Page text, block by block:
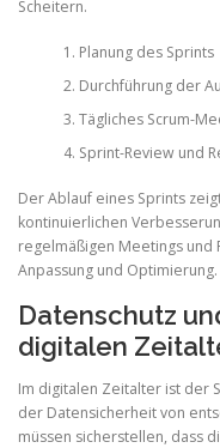
Scheitern.
Planung des Sprints
Durchführung der
Tägliches Scrum-
Sprint-Review und
Der Ablauf eines Sprints
kontinuierlichen
regelmäßigen Meetings
Anpassung und Optimierung.
Datenschutz
digitalen
Im digitalen Zeitalter ist der
der Datensicherheit von
müssen sicherstellen, dass